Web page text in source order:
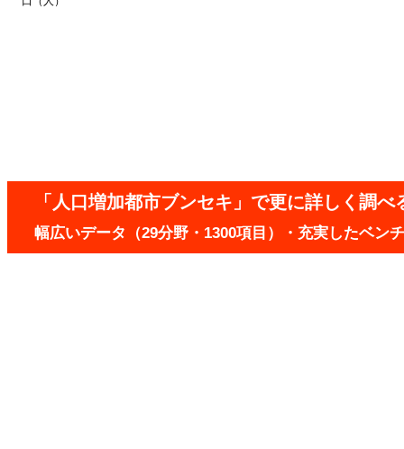
「人口増加都市ブンセキ」で更に詳しく調べ
幅広いデータ（29分野・1300項目）・充実したベン